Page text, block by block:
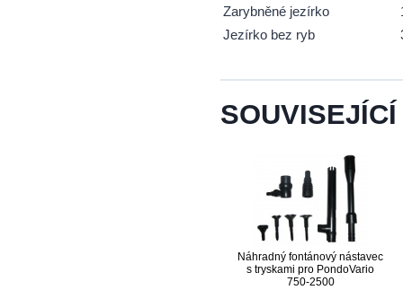
Zarybněné jezírko
Jezírko bez ryb
Náhradný fontánový nástavec
s tryskami pro PondoVario
750-2500